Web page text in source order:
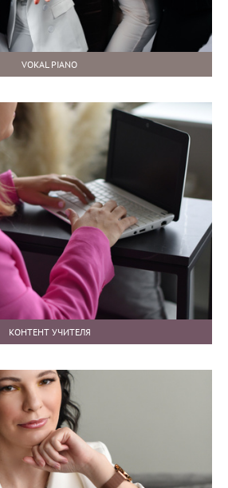
VOKAL PIANO
КОНТЕНТ УЧИТЕЛЯ